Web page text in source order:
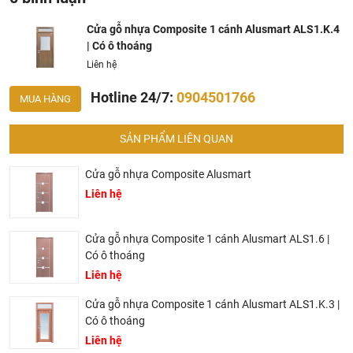
Plastic Composite), phủ phim PVC
Công nghệ: Công nghệ dán keo nhiệt PUR, gia tăng độ
bền và bám dính cho lớp phim bề mặt
Vị trí áp dụng: Phòng ngủ – Phòng bếp, Nhà ăn – Phòng
vệ sinh – Phòng thờ
Dịch vụ: Sản xuất theo yêu cầu
Thi công: Thi công lắp đặt Toàn quốc
2. Ưu điểm của cửa gỗ nhựa 1 cánh Composite
Alusmart
nhiệt đới gió mùa của Việt Nam vì có các tính năng như:
Chống nước, chống ẩm.
Không mối mọt, không nấm mốc.
Nhiều kiểu dáng và màu sắc đáp ứng với mọi nhu cầu
của khách hàng.
Cửa gỗ nhựa Composite 1 cánh Alusmart ALS1.K.4
| Có ô thoáng
Liên hệ
MUA HÀNG Hotline 24/7: 0904501766
SẢN PHẨM LIÊN QUAN
Cửa gỗ nhựa Composite Alusmart
Liên hệ
Cửa gỗ nhựa Composite 1 cánh Alusmart ALS1.6 |
Có ô thoáng
Liên hệ
Cửa gỗ nhựa Composite 1 cánh Alusmart ALS1.K.3 |
Có ô thoáng
Liên hệ